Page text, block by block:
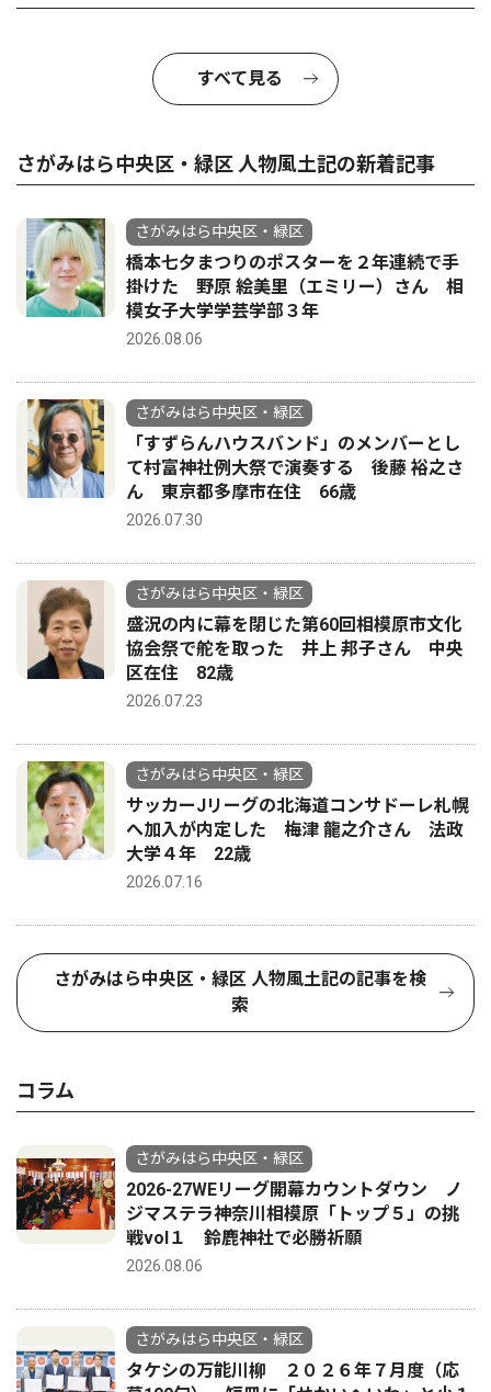
すべて見る
さがみはら中央区・緑区 人物風土記の新着記事
さがみはら中央区・緑区
橋本七夕まつりのポスターを２年連続で手
掛けた 野原 絵美里（エミリー）さん 相
模女子大学学芸学部３年
2026.08.06
さがみはら中央区・緑区
「すずらんハウスバンド」のメンバーとし
て村富神社例大祭で演奏する 後藤 裕之さ
ん 東京都多摩市在住 66歳
2026.07.30
さがみはら中央区・緑区
盛況の内に幕を閉じた第60回相模原市文化
協会祭で舵を取った 井上 邦子さん 中央
区在住 82歳
2026.07.23
さがみはら中央区・緑区
サッカーJリーグの北海道コンサドーレ札幌
へ加入が内定した 梅津 龍之介さん 法政
大学４年 22歳
2026.07.16
さがみはら中央区・緑区 人物風土記の記事を検
索
コラム
さがみはら中央区・緑区
2026-27WEリーグ開幕カウントダウン ノ
ジマステラ神奈川相模原「トップ５」の挑
戦vol１ 鈴鹿神社で必勝祈願
2026.08.06
さがみはら中央区・緑区
タケシの万能川柳 ２０２６年７月度（応